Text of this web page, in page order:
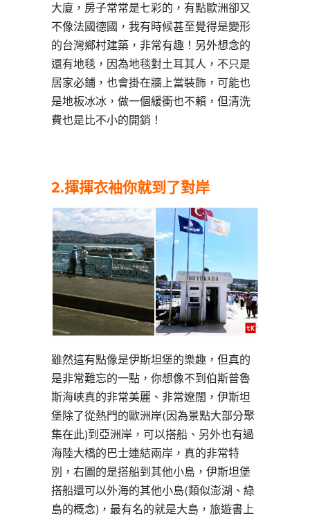
大廈，房子常常是七彩的，有點歐洲卻又
不像法國德國，我有時候甚至覺得是變形
的台灣鄉村建築，非常有趣！另外想念的
還有地毯，因為地毯對土耳其人，不只是
居家必鋪，也會掛在牆上當裝飾，可能也
是地板冰冰，做一個緩衝也不賴，但清洗
費也是比不小的開銷！
2.揮揮衣袖你就到了對岸
雖然這有點像是伊斯坦堡的樂趣，但真的
是非常難忘的一點，你想像不到伯斯普魯
斯海峽真的非常美麗、非常遼闊，伊斯坦
堡除了從熱門的歐洲岸(因為景點大部分聚
集在此)到亞洲岸，可以搭船、另外也有過
海陸大橋的巴士連結兩岸，真的非常特
別，右圖的是搭船到其他小島，伊斯坦堡
搭船還可以外海的其他小島(類似澎湖、綠
島的概念)，最有名的就是大島，旅遊書上